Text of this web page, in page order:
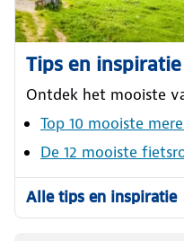
Tips en
Ontdek het mooiste
Top 10 mooiste
De 12 mooiste
Alle tips en inspiratie